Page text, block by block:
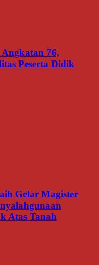
Angkatan 76,
Peserta Didik
Gelar Magister
Atas Tanah